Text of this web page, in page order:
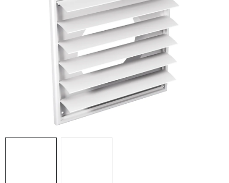
ODVLHČOVAČE
ZVLHČOVAČE VZDUCHU PRŮMYSLOVÉ
NAHŘÍVACÍ POLŠTÁŘEK S LÁVOVÝM PÍSKEM